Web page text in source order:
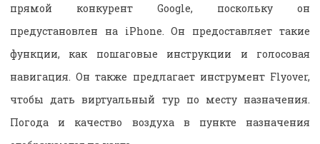
прямой конкурент Google, поскольку он
предустановлен на iPhone. Он предоставляет такие
функции, как пошаговые инструкции и голосовая
навигация. Он также предлагает инструмент Flyover,
чтобы дать виртуальный тур по месту назначения.
Погода и качество воздуха в пункте назначения